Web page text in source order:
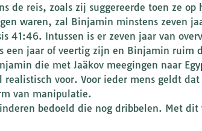
de reis, zoals zij suggereerde toen ze
waren, zal Binjamin minstens zeven
41:46. Intussen is er zeven jaar van
een jaar of veertig zijn en Binjamin ruim
die met Jaäkov meegingen naar
voor. Voor ieder mens geldt
van manipulatie.
bedoeld die nog dribbelen. Met dit